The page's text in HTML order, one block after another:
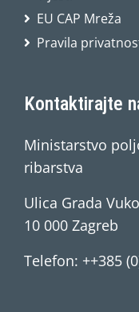
EU CAP Mreža
Pravila
Kontaktirajte
Ministarstvo
ribarstva
Ulica Grada
10 000 Zagreb
Telefon: ++385